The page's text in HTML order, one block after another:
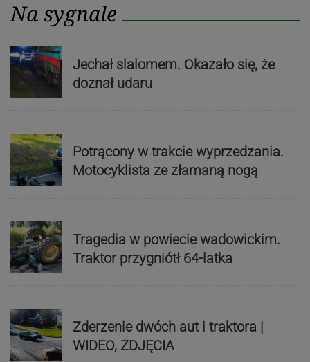
Na sygnale
Jechał slalomem. Okazało się, że
doznał udaru
Potrącony w trakcie wyprzedzania.
Motocyklista ze złamaną nogą
Tragedia w powiecie wadowickim.
Traktor przygniótł 64-latka
Zderzenie dwóch aut i traktora |
WIDEO, ZDJĘCIA